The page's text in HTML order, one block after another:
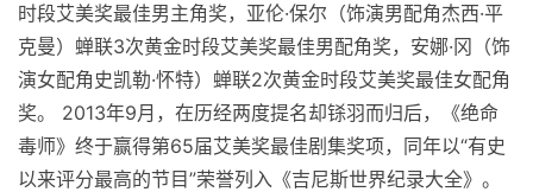
时段艾美奖最佳男主角奖，亚伦·保尔（饰演男配角杰西·平
克曼）蝉联3次黄金时段艾美奖最佳男配角奖， 安娜·冈 （饰
演女配角史凯勒·怀特）蝉联2次黄金时段艾美奖最佳女配角
奖。 2013年9月，在历经两度提名却铩羽而归后，《绝命
毒师》终于赢得第65届艾美奖最佳剧集奖项，同年以“有史
以来评分最高的节目”荣誉列入《吉尼斯世界纪录大全》。